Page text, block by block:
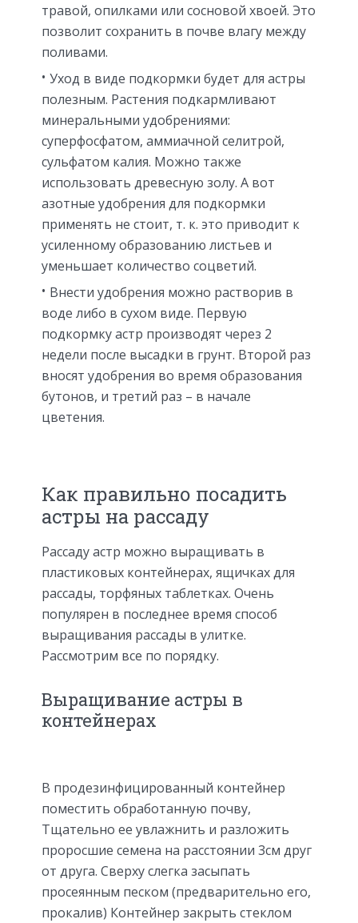
травой, опилками или сосновой хвоей. Это
позволит сохранить в почве влагу между
поливами.
Уход в виде подкормки будет для астры
полезным. Растения подкармливают
минеральными удобрениями:
суперфосфатом, аммиачной селитрой,
сульфатом калия. Можно также
использовать древесную золу. А вот
азотные удобрения для подкормки
применять не стоит, т. к. это приводит к
усиленному образованию листьев и
уменьшает количество соцветий.
Внести удобрения можно растворив в
воде либо в сухом виде. Первую
подкормку астр производят через 2
недели после высадки в грунт. Второй раз
вносят удобрения во время образования
бутонов, и третий раз – в начале
цветения.
Как правильно посадить
астры на рассаду
Рассаду астр можно выращивать в
пластиковых контейнерах, ящичках для
рассады, торфяных таблетках. Очень
популярен в последнее время способ
выращивания рассады в улитке.
Рассмотрим все по порядку.
Выращивание астры в
контейнерах
В продезинфицированный контейнер
поместить обработанную почву,
Тщательно ее увлажнить и разложить
проросшие семена на расстоянии 3см друг
от друга. Сверху слегка засыпать
просеянным песком (предварительно его,
прокалив) Контейнер закрыть стеклом